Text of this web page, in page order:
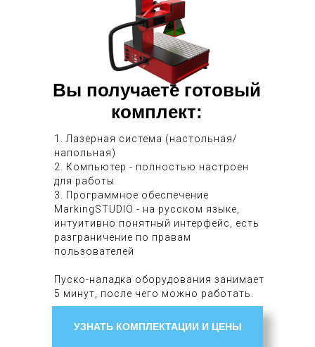
1. Лазерная система (настольная/
напольная)
2. Компьютер - полностью настроен
для работы
3. Программное обеспечение
MarkingSTUDIO - на русском языке,
интуитивно понятный интерфейс, есть
разграничение по правам
пользователей
Пуско-наладка оборудования занимает
5 минут, после чего можно работать.
Вы получаете готовый
комплект:
УЗНАТЬ КОМПЛЕКТАЦИИ И ЦЕНЫ